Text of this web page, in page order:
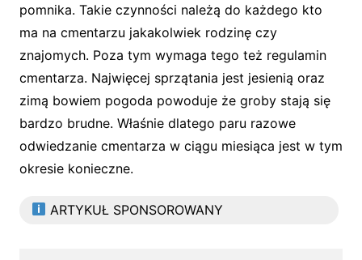
pomnika. Takie czynności należą do każdego kto
ma na cmentarzu jakakolwiek rodzinę czy
znajomych. Poza tym wymaga tego też regulamin
cmentarza. Najwięcej sprzątania jest jesienią oraz
zimą bowiem pogoda powoduje że groby stają się
bardzo brudne. Właśnie dlatego paru razowe
odwiedzanie cmentarza w ciągu miesiąca jest w tym
okresie konieczne.
ARTYKUŁ SPONSOROWANY